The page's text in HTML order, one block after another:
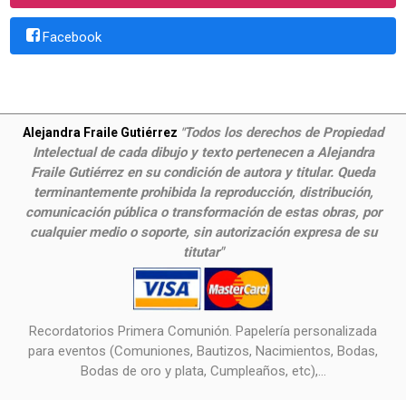
Facebook
Alejandra Fraile Gutiérrez "Todos los derechos de Propiedad
Intelectual de cada dibujo y texto pertenecen a Alejandra
Fraile Gutiérrez en su condición de autora y titular. Queda
terminantemente prohibida la reproducción, distribución,
comunicación pública o transformación de estas obras, por
cualquier medio o soporte, sin autorización expresa de su
titutar"
Recordatorios Primera Comunión. Papelería personalizada
para eventos (Comuniones, Bautizos, Nacimientos, Bodas,
Bodas de oro y plata, Cumpleaños, etc),...